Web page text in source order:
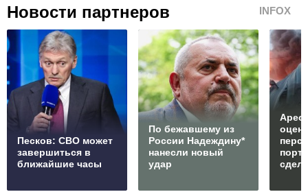
Новости партнеров INFOX
Песков: СВО может
завершиться в
ближайшие часы
По бежавшему из
России Надеждину*
нанесли новый
удар